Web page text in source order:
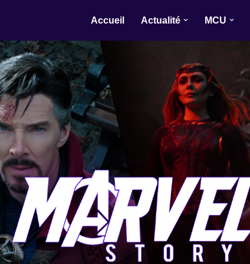
Accueil Actualité MCU